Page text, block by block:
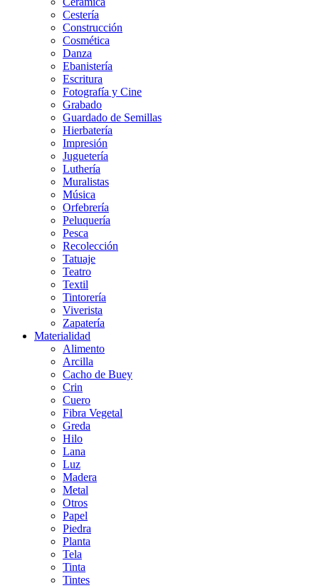
Cestería
Construcción
Cosmética
Danza
Ebanistería
Escritura
Fotografía y Cine
Grabado
Guardado de Semillas
Hierbatería
Impresión
Juguetería
Luthería
Muralistas
Música
Orfebrería
Peluquería
Pesca
Recolección
Tatuaje
Teatro
Textil
Tintorería
Viverista
Zapatería
Materialidad
Alimento
Arcilla
Cacho de Buey
Crin
Cuero
Fibra Vegetal
Greda
Hilo
Lana
Luz
Madera
Metal
Otros
Papel
Piedra
Planta
Tela
Tinta
Tintes